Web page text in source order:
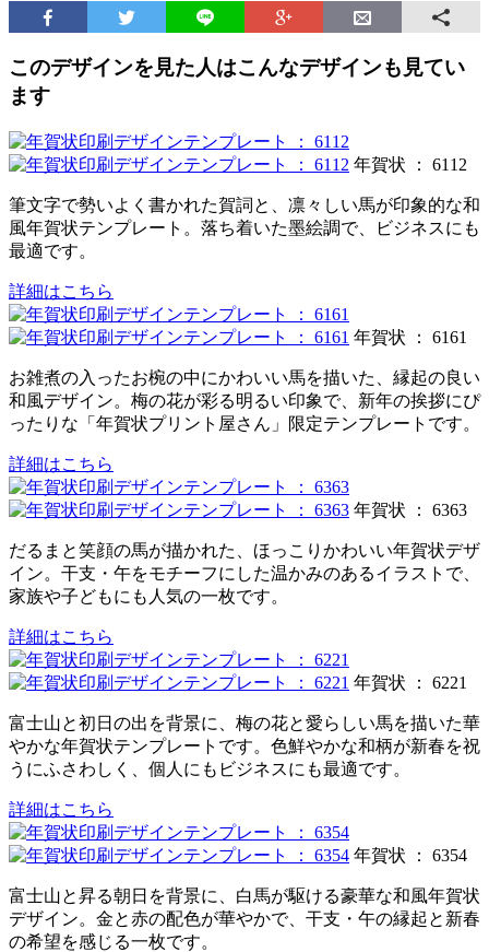
このデザインを見た人はこんなデザインも見てい
ます
年賀状 ： 6112
筆文字で勢いよく書かれた賀詞と、凛々しい馬が印象的な和
風年賀状テンプレート。落ち着いた墨絵調で、ビジネスにも
最適です。
詳細はこちら
年賀状 ： 6161
お雑煮の入ったお椀の中にかわいい馬を描いた、縁起の良い
和風デザイン。梅の花が彩る明るい印象で、新年の挨拶にぴ
ったりな「年賀状プリント屋さん」限定テンプレートです。
詳細はこちら
年賀状 ： 6363
だるまと笑顔の馬が描かれた、ほっこりかわいい年賀状デザ
イン。干支・午をモチーフにした温かみのあるイラストで、
家族や子どもにも人気の一枚です。
詳細はこちら
年賀状 ： 6221
富士山と初日の出を背景に、梅の花と愛らしい馬を描いた華
やかな年賀状テンプレートです。色鮮やかな和柄が新春を祝
うにふさわしく、個人にもビジネスにも最適です。
詳細はこちら
年賀状 ： 6354
富士山と昇る朝日を背景に、白馬が駆ける豪華な和風年賀状
デザイン。金と赤の配色が華やかで、干支・午の縁起と新春
の希望を感じる一枚です。